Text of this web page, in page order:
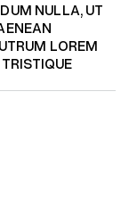
NULLA, UT
LOREM